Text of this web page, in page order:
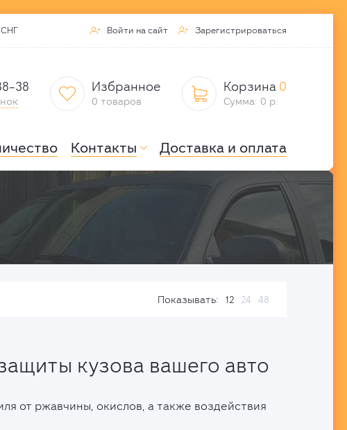
СНГ  Войти на сайт  Зарегистрироваться
38  Избранное
0 товаров  Корзина 0
Сумма: 0 р.
Контакты  Доставка и оплата
Показывать: 12 24 48
кузова вашего авто
от ржавчины, окислов, а также воздействия